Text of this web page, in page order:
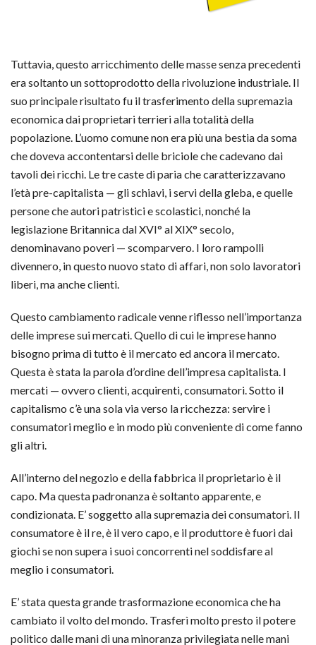
Tuttavia, questo arricchimento delle masse senza precedenti
era soltanto un sottoprodotto della rivoluzione industriale. Il
suo principale risultato fu il trasferimento della supremazia
economica dai proprietari terrieri alla totalità della
popolazione. L’uomo comune non era più una bestia da soma
che doveva accontentarsi delle briciole che cadevano dai
tavoli dei ricchi. Le tre caste di paria che caratterizzavano
l’età pre-capitalista — gli schiavi, i servi della gleba, e quelle
persone che autori patristici e scolastici, nonché la
legislazione Britannica dal XVI° al XIX° secolo,
denominavano poveri — scomparvero. I loro rampolli
divennero, in questo nuovo stato di affari, non solo lavoratori
liberi, ma anche clienti.
Questo cambiamento radicale venne riflesso nell’importanza
delle imprese sui mercati. Quello di cui le imprese hanno
bisogno prima di tutto è il mercato ed ancora il mercato.
Questa è stata la parola d’ordine dell’impresa capitalista. I
mercati — ovvero clienti, acquirenti, consumatori. Sotto il
capitalismo c’è una sola via verso la ricchezza: servire i
consumatori meglio e in modo più conveniente di come fanno
gli altri.
All’interno del negozio e della fabbrica il proprietario è il
capo. Ma questa padronanza è soltanto apparente, e
condizionata. E’ soggetto alla supremazia dei consumatori. Il
consumatore è il re, è il vero capo, e il produttore è fuori dai
giochi se non supera i suoi concorrenti nel soddisfare al
meglio i consumatori.
E’ stata questa grande trasformazione economica che ha
cambiato il volto del mondo. Trasferì molto presto il potere
politico dalle mani di una minoranza privilegiata nelle mani